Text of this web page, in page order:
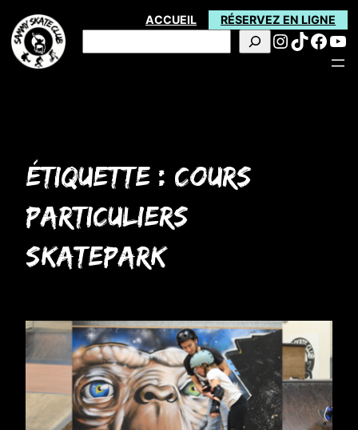
Aller
au
contenu
ACCUEIL RÉSERVEZ EN LIGNE
TikTok
Étiquette : cours
particuliers
skatepark